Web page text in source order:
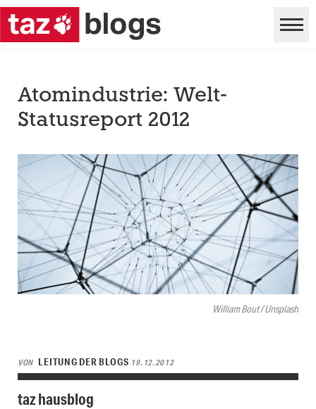
William Bout / Unsplash
Atomindustrie: Welt-
Statusreport 2012
VON LEITUNG DER BLOGS 19.12.2012
taz hausblog